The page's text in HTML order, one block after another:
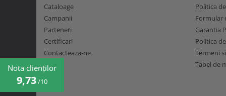
Cataloage
Campanii
Parteneri
Certificari
Contacteaza-ne
Politica
Formular
Garantia
Politica
Termeni
Tabel de
Nota clienților
9,73/10